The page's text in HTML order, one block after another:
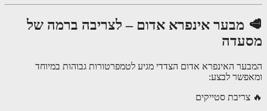
מבער אינפרא אדום – לצריבה ברמה של
האינפרא אדום הצדדי מגיע לטמפרטורות גבוהות במיוחד
לבצע:
סטייקים